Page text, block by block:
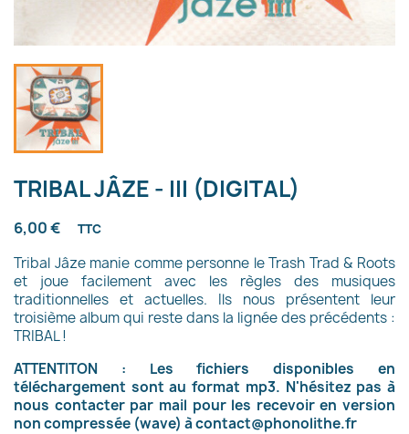
TRIBAL JÂZE - III (DIGITAL)
6,00 € TTC
Tribal Jâze manie comme personne le Trash Trad & Roots
et joue facilement avec les règles des musiques
traditionnelles et actuelles. Ils nous présentent leur
troisième album qui reste dans la lignée des précédents :
TRIBAL !
ATTENTITON : Les fichiers disponibles en
téléchargement sont au format mp3. N'hésitez pas à
nous contacter par mail pour les recevoir en version
non compressée (wave) àcontact@phonolithe.fr